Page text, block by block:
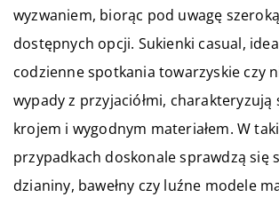
wyzwaniem, biorąc pod uwagę
dostępnych opcji. Sukienki casual,
codzienne spotkania towarzyskie czy
wypady z przyjaciółmi, charakteryzują
krojem i wygodnym materiałem. W
przypadkach doskonale sprawdzą się
dzianiny, bawełny czy luźne modele